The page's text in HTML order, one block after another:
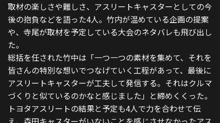
取材の楽しさや難しさ、アスリートキャスターとしての今
後の抱負などを語った4人。竹内が温めている企画の提案
や、寺尾が取材を予定している大会のネタバレも飛び出し
た。
総括を任された竹中は「一つ一つの素材を集めて、それを
皆さんの特別な想いでつなげていく工程があって、最後に
アスリートキャスターが工夫して発信する。それはクルマ
づくりと似ているのかなと感じました」と締めくくった。
トヨタアスリートの結果と予定も4人で力を合わせて伝